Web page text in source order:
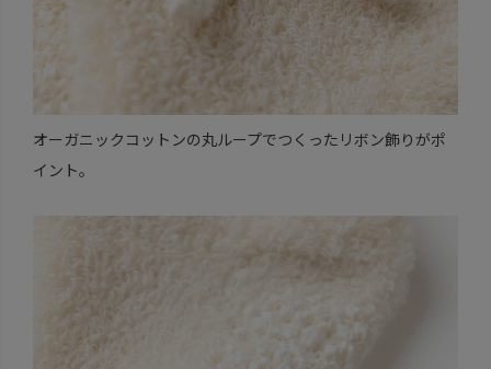
オーガニックコットンの丸ループでつくったリボン飾りがポ
イント。